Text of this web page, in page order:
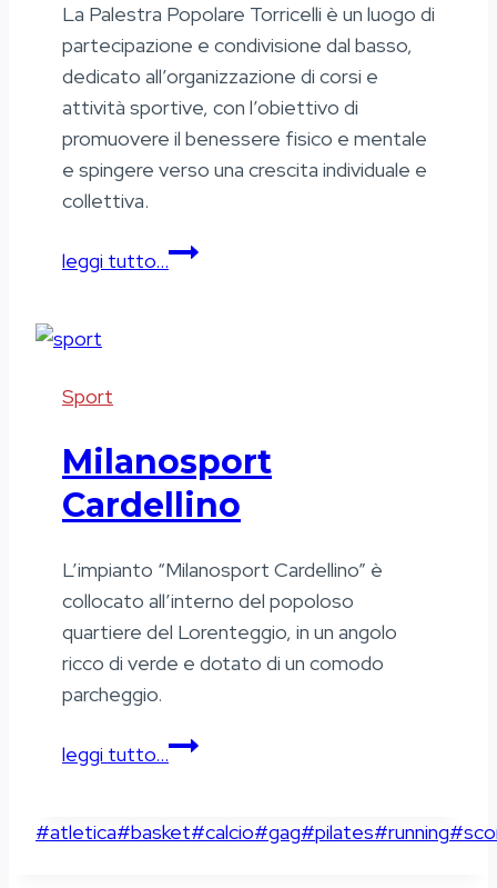
La Palestra Popolare Torricelli è un luogo di
partecipazione e condivisione dal basso,
dedicato all’organizzazione di corsi e
attività sportive, con l’obiettivo di
promuovere il benessere fisico e mentale
e spingere verso una crescita individuale e
collettiva.
leggi tutto…Palestra
Sport
Milanosport
Cardellino
L’impianto “Milanosport Cardellino” è
collocato all’interno del popoloso
quartiere del Lorenteggio, in un angolo
ricco di verde e dotato di un comodo
parcheggio.
leggi tutto…Milanosport
Tag
#atletica#basket#calcio#gag#pilates#running#